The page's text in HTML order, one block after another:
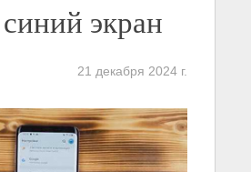
экран
21 декабря 2024 г.